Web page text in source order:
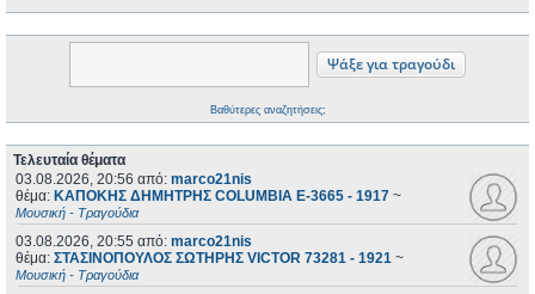
Βαθύτερες αναζητήσεις;
Τελευταία θέματα
03.08.2026, 20:56 από: marco21nis
θέμα: ΚΑΠΟΚΗΣ ΔΗΜΗΤΡΗΣ COLUMBIA E-3665 - 1917 ~
Μουσική - Τραγούδια
03.08.2026, 20:55 από: marco21nis
θέμα: ΣΤΑΣΙΝΟΠΟΥΛΟΣ ΣΩΤΗΡΗΣ VICTOR 73281 - 1921 ~
Μουσική - Τραγούδια